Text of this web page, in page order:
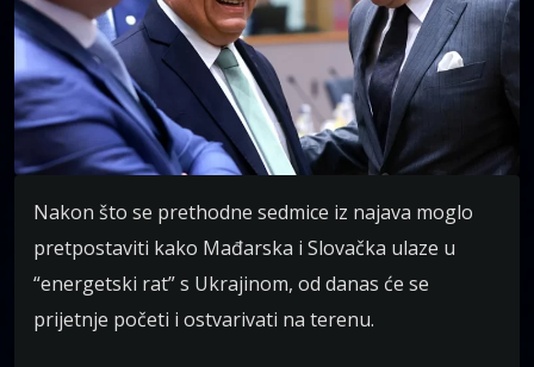
Nakon što se prethodne sedmice iz najava moglo
pretpostaviti kako Mađarska i Slovačka ulaze u
“energetski rat” s Ukrajinom, od danas će se
prijetnje početi i ostvarivati na terenu.